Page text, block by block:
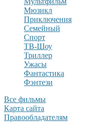
Мюзикл
Приключения
Семейный
Спорт
ТВ-Шоу
Триллер
Ужасы
Фантастика
Фэнтези
Все фильмы
Карта сайта
Правообладателям